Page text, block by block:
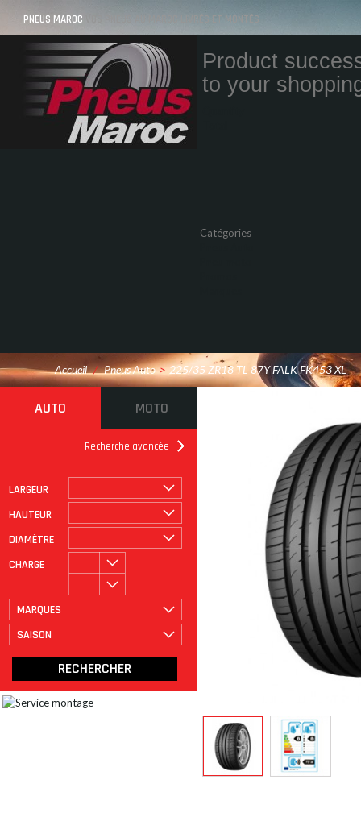
PNEUS MAROC VOS PNEUS AU MAROC LIVRÉS ET MONTÉS
Product
to your
Catégories
Accueil / Pneus Auto > 225/35 ZR18 TL 87Y FALK FK453 XL
AUTO MOTO
Recherche avancée
LARGEUR
HAUTEUR
DIAMÈTRE
CHARGE
MARQUES
SAISON
ROULAGE À PLAT